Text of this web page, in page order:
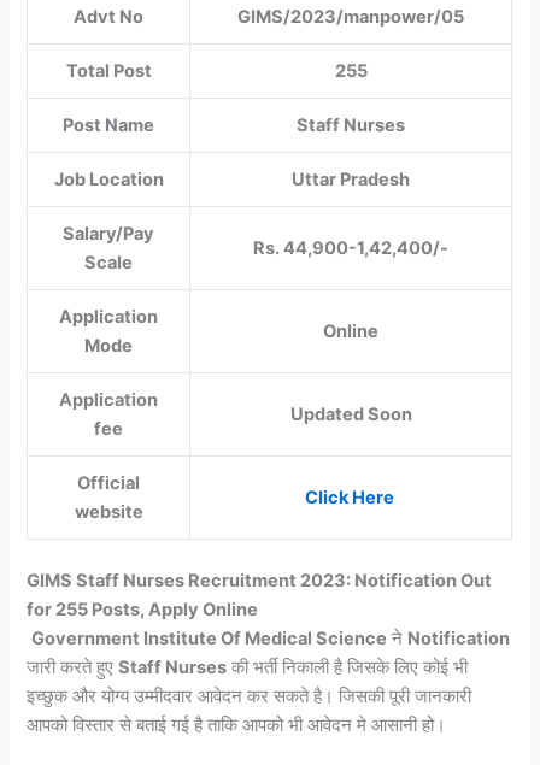
Advt No GIMS/2023/manpower/05
Total Post 255
Post Name Staff Nurses
Job Location Uttar Pradesh
Salary/Pay
Scale
Rs. 44,900-1,42,400/-
Application
Mode
Online
Application
fee
Updated Soon
Official
website
Click Here
GIMS Staff Nurses Recruitment 2023: Notification Out
for 255 Posts, Apply Online
Government Institute Of Medical Science ने Notification
जारी करते हुएStaff Nurses की भर्ती निकाली है जिसके लिए कोई भी
इच्छुक और योग्य उम्मीदवार आवेदन कर सकते है। जिसकी पूरी जानकारी
आपको विस्तार से बताई गई है ताकि आपको भी आवेदन मे आसानी हो।